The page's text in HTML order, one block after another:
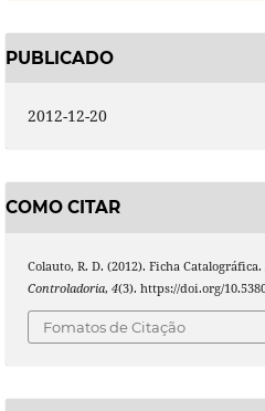
PUBLICADO
2012-12-20
COMO CITAR
Colauto, R. D. (2012). Ficha Catalográfica.
Controladoria, 4(3). https://doi.org/
Fomatos de Citação